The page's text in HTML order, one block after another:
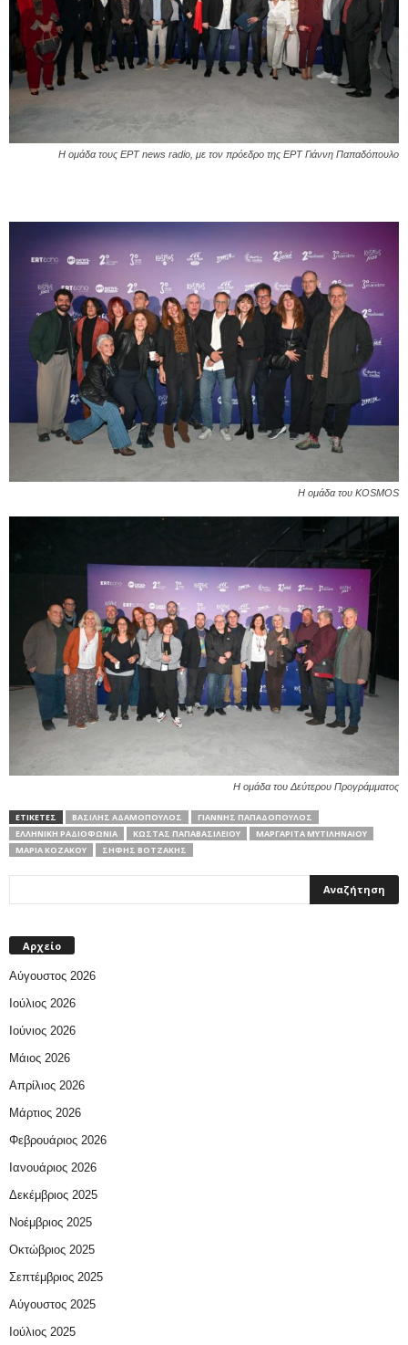
Η ομάδα τους ΕΡΤ news radio, με τον πρόεδρο της ΕΡΤ Γιάννη Παπαδόπουλο
Η ομάδα του KOSMOS
Η ομάδα του Δεύτερου Προγράμματος
ΕΤΙΚΕΤΕΣ ΒΑΣΊΛΗΣ ΑΔΑΜΌΠΟΥΛΟΣ
ΓΙΆΝΝΗΣ ΠΑΠΑΔΌΠΟΥΛΟΣ
ΕΛΛΗΝΙΚΉ ΡΑΔΙΟΦΩΝΊΑ
ΚΏΣΤΑΣ ΠΑΠΑΒΑΣΙΛΕΊΟΥ
ΜΑΡΓΑΡΊΤΑ ΜΥΤΙΛΗΝΑΊΟΥ
ΜΑΡΊΑ ΚΟΖΆΚΟΥ
ΣΉΦΗΣ ΒΟΤΖΆΚΗΣ
Αρχείο
Αύγουστος 2026
Ιούλιος 2026
Ιούνιος 2026
Μάιος 2026
Απρίλιος 2026
Μάρτιος 2026
Φεβρουάριος 2026
Ιανουάριος 2026
Δεκέμβριος 2025
Νοέμβριος 2025
Οκτώβριος 2025
Σεπτέμβριος 2025
Αύγουστος 2025
Ιούλιος 2025